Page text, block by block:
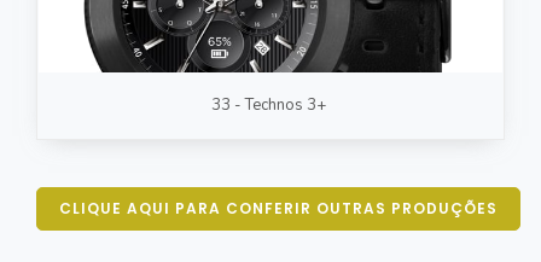
33 - Technos 3+
CLIQUE AQUI PARA CONFERIR OUTRAS PRODUÇÕES